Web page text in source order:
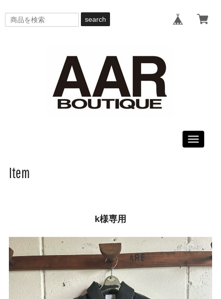
search
Toggle
Item
k様専用